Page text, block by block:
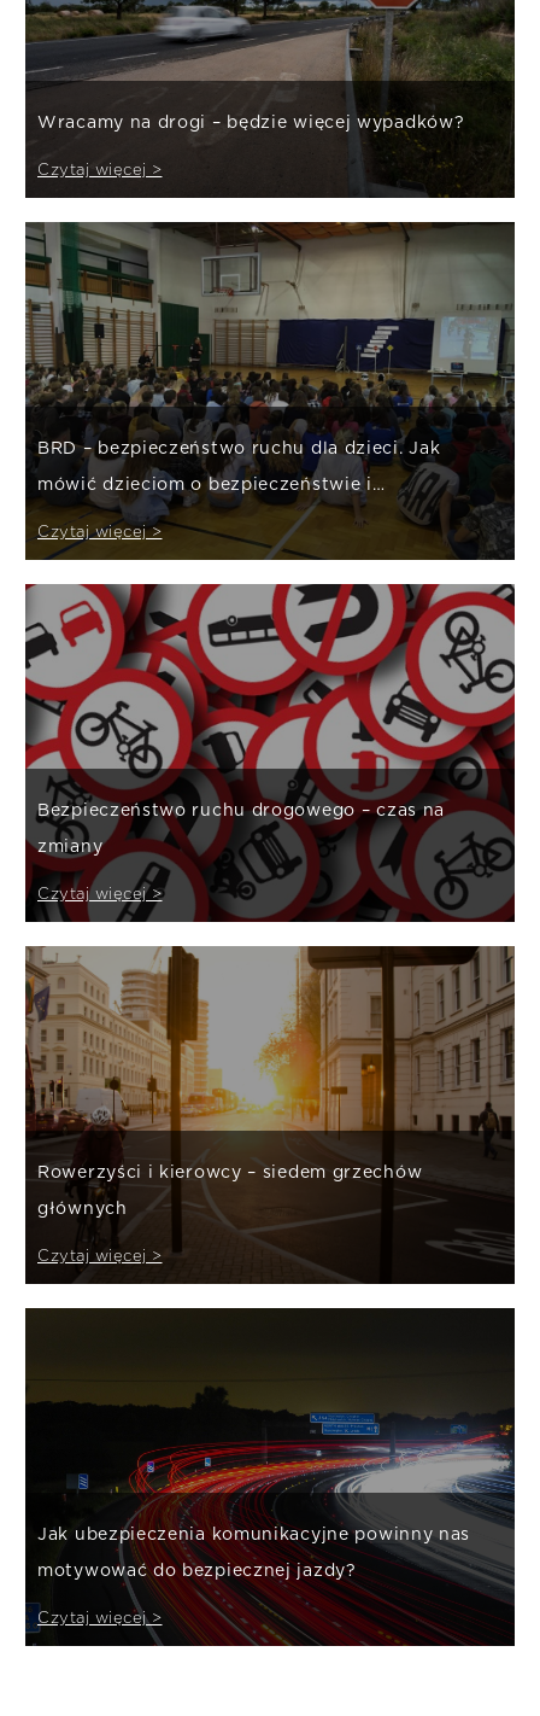
Wracamy na drogi – będzie więcej wypadków?
Czytaj więcej >
BRD – bezpieczeństwo ruchu dla dzieci. Jak
mówić dzieciom o bezpieczeństwie i
ubezpieczeniach?
Czytaj więcej >
Bezpieczeństwo ruchu drogowego – czas na
zmiany
Czytaj więcej >
Rowerzyści i kierowcy – siedem grzechów
głównych
Czytaj więcej >
Jak ubezpieczenia komunikacyjne powinny nas
motywować do bezpiecznej jazdy?
Czytaj więcej >